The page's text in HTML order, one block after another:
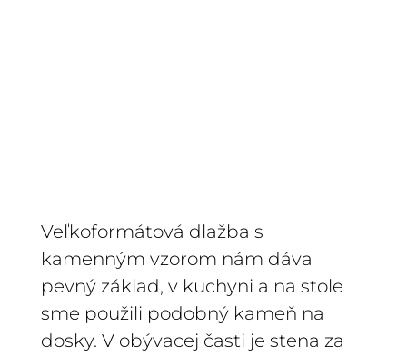
Veľkoformátová dlažba s
kamenným vzorom nám dáva
pevný základ, v kuchyni a na stole
sme použili podobný kameň na
dosky. V obývacej časti je stena za